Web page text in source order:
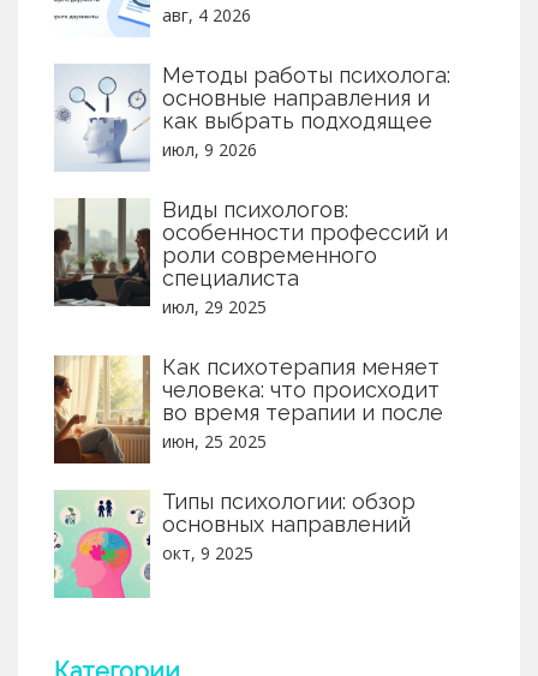
авг, 4 2026
Методы работы психолога:
основные направления и
как выбрать подходящее
июл, 9 2026
Виды психологов:
особенности профессий и
роли современного
специалиста
июл, 29 2025
Как психотерапия меняет
человека: что происходит
во время терапии и после
июн, 25 2025
Типы психологии: обзор
основных направлений
окт, 9 2025